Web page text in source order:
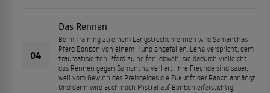
04
Das Rennen
Beim Training zu einem Langstreckenrennen wird Samanthas
Pferd Bonbon von einem Hund angefallen. Lena verspricht, dem
traumatisierten Pferd zu helfen, obwohl sie dadurch vielleicht
das Rennen gegen Samantha verliert. Ihre Freunde sind sauer,
weil vom Gewinn des Preisgeldes die Zukunft der Ranch abhängt.
Und dann wird auch noch Mistral auf Bonbon eifersüchtig.